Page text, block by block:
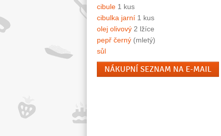
cibule 1 kus
cibulka jarní 1 kus
olej olivový 2 lžíce
pepř černý (mletý)
sůl
NÁKUPNÍ SEZNAM NA E-MAIL